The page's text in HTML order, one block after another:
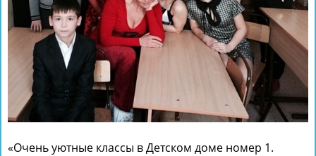
«Очень уютные классы в Детском доме номер 1.